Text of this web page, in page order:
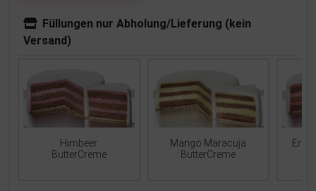
Füllungen nur Abholung/Lieferung (kein
Versand)
Himbeer
ButterCreme
Mango Maracuja
ButterCreme